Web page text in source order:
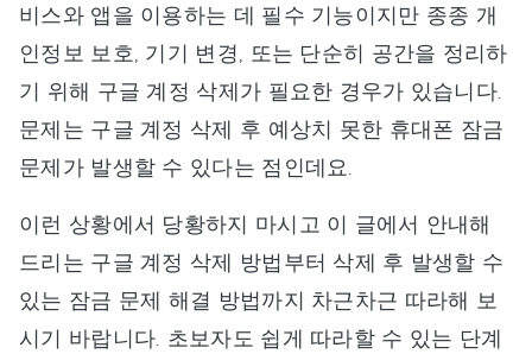
비스와 앱을 이용하는 데 필수 기능이지만 종종 개
인정보 보호, 기기 변경, 또는 단순히 공간을 정리하
기 위해 구글 계정 삭제가 필요한 경우가 있습니다.
문제는 구글 계정 삭제 후 예상치 못한 휴대폰 잠금
문제가 발생할 수 있다는 점인데요.
이런 상황에서 당황하지 마시고 이 글에서 안내해
드리는 구글 계정 삭제 방법부터 삭제 후 발생할 수
있는 잠금 문제 해결 방법까지 차근차근 따라해 보
시기 바랍니다. 초보자도 쉽게 따라할 수 있는 단계